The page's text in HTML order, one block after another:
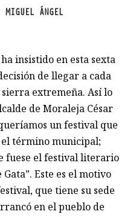
MIGUEL ÁNGEL
insistido en esta sexta
de llegar a cada
extremeña. Así lo
de Moraleja César
un festival que
el término municipal;
fuese el festival literario
Este es el motivo
que tiene su sede
en el pueblo de